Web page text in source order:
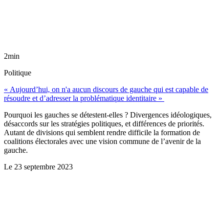
2min
Politique
« Aujourd’hui, on n'a aucun discours de gauche qui est capable de
résoudre et d’adresser la problématique identitaire »
Pourquoi les gauches se détestent-elles ? Divergences idéologiques,
désaccords sur les stratégies politiques, et différences de priorités.
Autant de divisions qui semblent rendre difficile la formation de
coalitions électorales avec une vision commune de l’avenir de la
gauche.
Le 23 septembre 2023